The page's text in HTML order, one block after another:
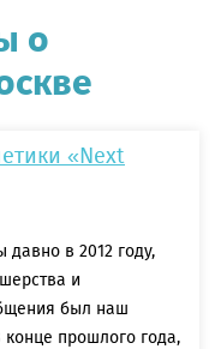
о
«Next
в 2012 году,
и
был наш
прошлого года,